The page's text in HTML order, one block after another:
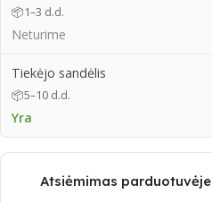
📦1–3 d.d.
Neturime
Tiekėjo sandėlis
📦5–10 d.d.
Yra
Atsiėmimas parduotuvėje